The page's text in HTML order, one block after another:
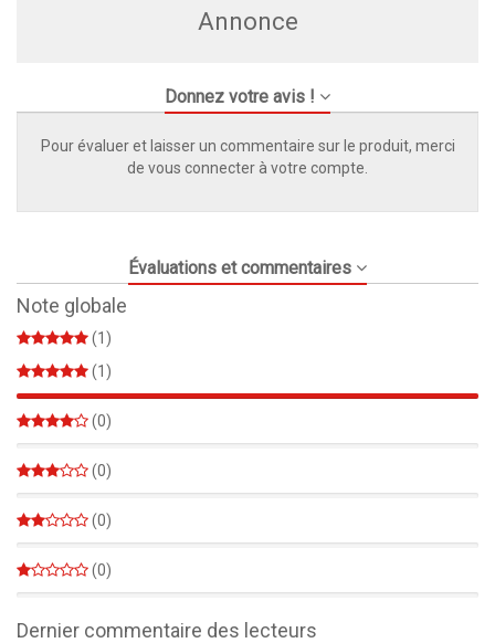
Annonce
Donnez votre avis !
Pour évaluer et laisser un commentaire sur le produit, merci
de vous connecter à votre compte.
Évaluations et commentaires
Note globale
(1)
(1)
100%
(0)
(0)
(0)
(0)
Dernier commentaire des lecteurs